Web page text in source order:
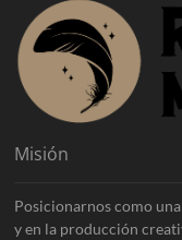
Misión
Posicionarnos como
y en la producción